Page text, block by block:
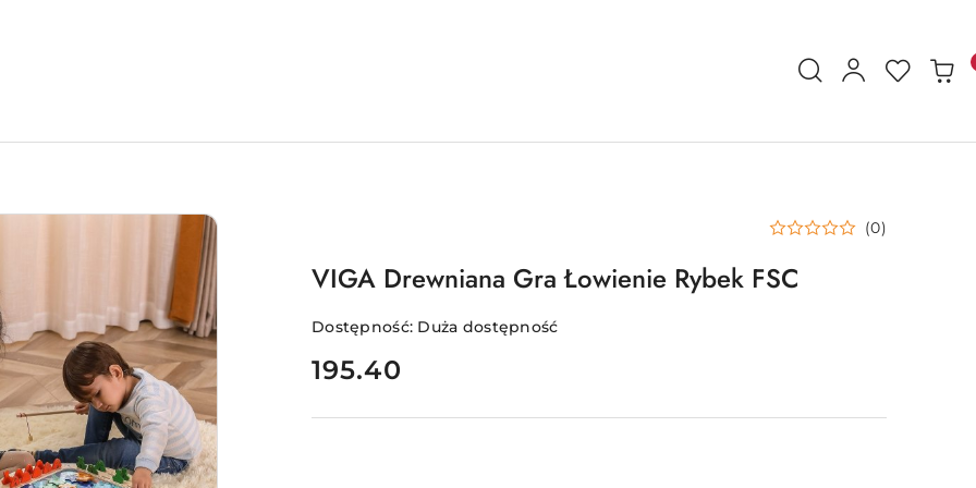
(0)
VIGA Drewniana Gra Łowienie Rybek FSC
Dostępność: Duża dostępność
cena:
195.40